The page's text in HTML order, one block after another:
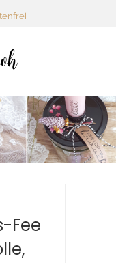
Fee